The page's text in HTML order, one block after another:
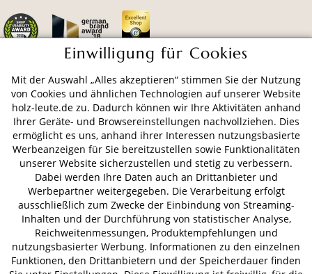
ZAHLUNGSARTEN
VERSAND
AGB Datenschutz
Impressum
© 2026 HOLZ-LEUTE
* Alle Preise inkl. gesetzl. Mehrwertsteuer zzgl.Versandkosten.
Einwilligung für Cookies
Mit der Auswahl „Alles akzeptieren“ stimmen Sie der Nutzung
von Cookies und ähnlichen Technologien auf unserer Website
holz-leute.de zu. Dadurch können wir Ihre Aktivitäten anhand
Ihrer Geräte- und Browsereinstellungen nachvollziehen. Dies
ermöglicht es uns, anhand ihrer Interessen nutzungsbasierte
Werbeanzeigen für Sie bereitzustellen sowie Funktionalitäten
unserer Website sicherzustellen und stetig zu verbessern.
Dabei werden Ihre Daten auch an Drittanbieter und
Werbepartner weitergegeben. Die Verarbeitung erfolgt
ausschließlich zum Zwecke der Einbindung von Streaming-
Inhalten und der Durchführung von statistischer Analyse,
Reichweitenmessungen, Produktempfehlungen und
nutzungsbasierter Werbung. Informationen zu den einzelnen
Funktionen, den Drittanbietern und der Speicherdauer finden